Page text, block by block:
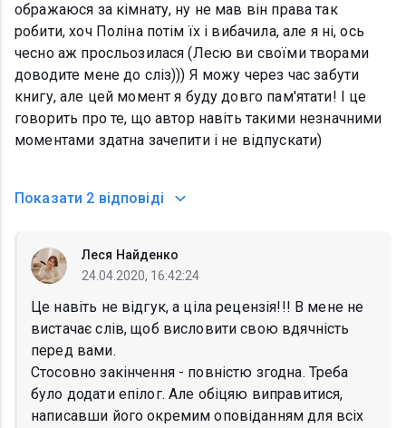
ображаюся за кімнату, ну не мав він права так
робити, хоч Поліна потім їх і вибачила, але я ні, ось
чесно аж просльозилася (Лесю ви своїми творами
доводите мене до сліз))) Я можу через час забути
книгу, але цей момент я буду довго пам'ятати! І це
говорить про те, що автор навіть такими незначними
моментами здатна зачепити і не відпускати)
Показати 2 відповіді
Леся Найденко
24.04.2020, 16:42:24
Це навіть не відгук, а ціла рецензія!!! В мене не
вистачає слів, щоб висловити свою вдячність
перед вами.
Стосовно закінчення - повністю згодна. Треба
було додати епілог. Але обіцяю виправитися,
написавши його окремим оповіданням для всіх